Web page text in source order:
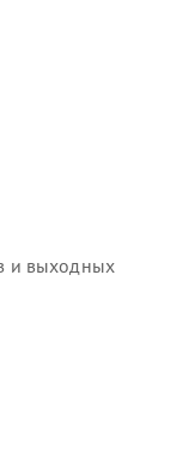
и выходных